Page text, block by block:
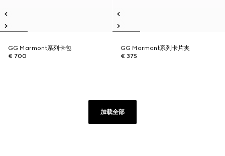
GG Marmont系列卡包
€ 700
GG Marmont系列卡片夹
€ 375
加载全部